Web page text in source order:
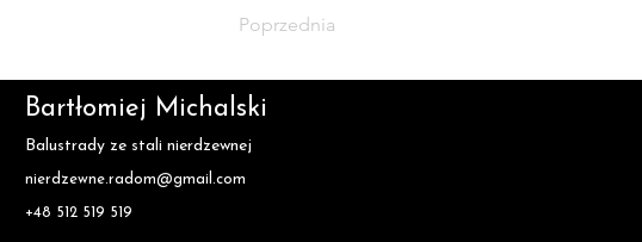
Poprzednia
Bartłomiej Michalski
Balustrady ze stali nierdzewnej
nierdzewne.radom@gmail.com
+48 512 519 519